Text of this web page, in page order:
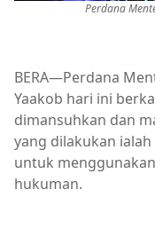
Perdana
BERA—Perdana
Yaakob hari ini
dimansuhkan dan
yang dilakukan
untuk
hukuman.